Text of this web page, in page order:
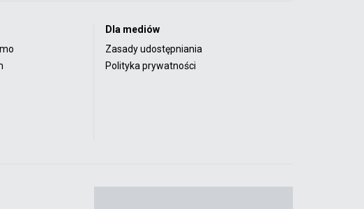
Dla mediów
Zasady udostępniania
Polityka prywatności